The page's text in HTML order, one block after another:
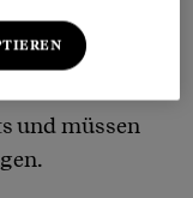
eine eigene,
Sie aber mehr
und müssen